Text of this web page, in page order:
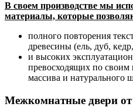
В своем производстве мы
материалы, которые
полного повторения
древесины (ель, дуб,
и высоких
превосходящих по своим
массива и натурального
Межкомнатные двери от